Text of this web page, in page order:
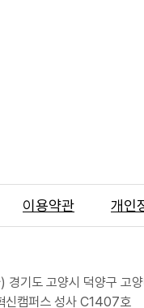
이용약관 개인
경기도 고양시 덕양구 고
신캠퍼스 성사 C1407호